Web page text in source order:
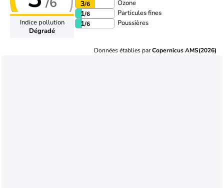
Indice pollution
Dégradé
3/6 Ozone
1/6 Particules fines
1/6 Poussières
Données établies parCopernicus AMS(2026)